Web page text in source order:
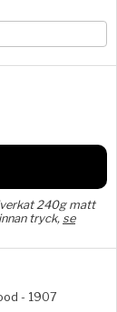
240g matt
tryck, se
- 1907